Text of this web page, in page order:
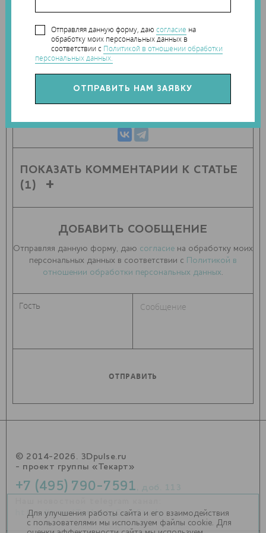
Отправляя данную форму, даюсогласие на
обработку моих персональных данных в
соответствии с Политикой в отношении обработки
персональных данных.
Наши новости в telegram канале:
t.me/Techart_CaseStudy
ПОКАЗАТЬ КОММЕНТАРИИ К СТАТЬЕ
(1)
ДОБАВИТЬ СООБЩЕНИЕ
Отправляя данную форму, даю согласие на обработку моих
персональных данных в соответствии с
Политикой в
отношении обработки персональных данных.
© 2014-2026. 3Dpulse.ru
- проект группы «Текарт»
+7 (495) 790-7591
https://t.me/Techart_CaseStudy
Для улучшения работы сайта и его взаимодействия
с пользователями мы используем файлы cookie. Для